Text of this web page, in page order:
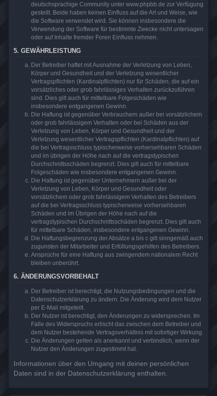
deutschsprachige Community unter www.phpbb.de zur Verfügung
gestellt. Beide haben keinen Einfluss auf die Art und Weise, wie
die Software verwendet wird. Sie können insbesondere die
Verwendung der Software für bestimmte Zwecke nicht untersagen
oder auf Inhalte fremder Foren Einfluss nehmen.
5. GEWÄHRLEISTUNG
Der Betreiber haftet mit Ausnahme der Verletzung von Leben,
Körper und Gesundheit und der Verletzung wesentlicher
Vertragspflichten (Kardinalpflichten) nur für Schäden, die auf ein
vorsätzliches oder grob fahrlässiges Verhalten zurückzuführen
sind. Dies gilt auch für mittelbare Folgeschäden wie
insbesondere entgangenen Gewinn.
Die Haftung ist gegenüber Verbrauchern außer bei vorsätzlichem
oder grob fahrlässigem Verhalten oder bei Schäden aus der
Verletzung von Leben, Körper und Gesundheit und der
Verletzung wesentlicher Vertragspflichten (Kardinalpflichten) auf
die bei Vertragsschluss typischerweise vorhersehbaren Schäden
und im übrigen der Höhe nach auf die vertragstypischen
Durchschnittsschäden begrenzt. Dies gilt auch für mittelbare
Folgeschäden wie insbesondere entgangenen Gewinn.
Die Haftung ist gegenüber Unternehmern außer bei der
Verletzung von Leben, Körper und Gesundheit oder
vorsätzlichem oder grob fahrlässigem Verhalten des Betreibers
auf die bei Vertragsschluss typischerweise vorhersehbaren
Schäden und im Übrigen der Höhe nach auf die
vertragstypischen Durchschnittsschäden begrenzt. Dies gilt auch
für mittelbare Schäden, insbesondere entgangenen Gewinn.
Die Haftungsbegrenzung der Absätze a bis c gilt sinngemäß auch
zugunsten der Mitarbeiter und Erfüllungsgehilfen des Betreibers.
Ansprüche für eine Haftung aus zwingendem nationalem Recht
bleiben unberührt.
6. ÄNDERUNGSVORBEHALT
Der Betreiber ist berechtigt, die Nutzungsbedingungen und die
Datenschutzerklärung zu ändern. Die Änderung wird dem Nutzer
per E-Mail mitgeteilt.
Der Nutzer ist berechtigt, den Änderungen zu widersprechen. Im
Falle des Widerspruchs erlischt das zwischen dem Betreiber und
dem Nutzer bestehende Vertragsverhältnis mit sofortiger Wirkung.
Die Änderungen gelten als anerkannt und verbindlich, wenn der
Nutzer den Änderungen zugestimmt hat.
Informationen über den Umgang mit deinen persönlichen
Daten sind in der Datenschutzerklärung enthalten.